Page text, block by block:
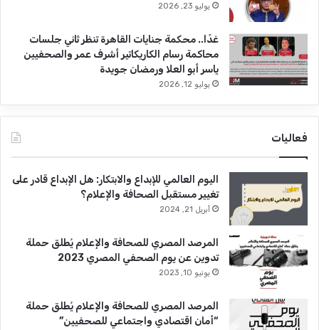
يوليو 23, 2026
غدًا.. محكمة جنايات القاهرة تنظر ثاني جلسات
محاكمة رسام الكاريكاتير أشرف عمر والصحفيين
ياسر أبو العلا ورمضان جويدة
يوليو 12, 2026
فعاليات
اليوم العالمي للإبداع والابتكار: هل الإبداع قادر على
تغيير مستقبل الصحافة والإعلام؟
أبريل 21, 2024
المرصد المصري للصحافة والإعلام يُطلق حملة
تدوين عن يوم الصحفي المصري 2023
يونيو 10, 2023
المرصد المصري للصحافة والإعلام يُطلق حملة
“أمان اقتصادي واجتماعي للصحفيين”